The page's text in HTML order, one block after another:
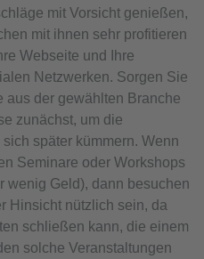
mit Vorsicht genießen,
mit ihnen sehr profitieren
Webseite und Ihre
Netzwerken. Sorgen Sie
aus der gewählten Branche
zunächst, um die
später kümmern. Wenn
Seminare oder Workshops
wenig Geld), dann besuchen
Hinsicht nützlich sein, da
schließen kann, die einem
solche Veranstaltungen